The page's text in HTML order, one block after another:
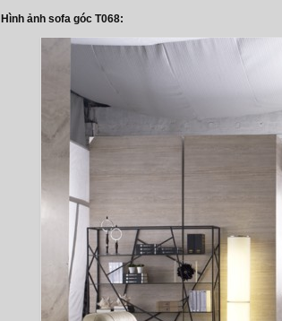
Hình ảnh sofa góc T068: